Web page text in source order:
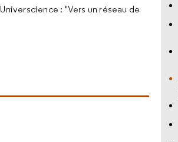
: "Vers un réseau de